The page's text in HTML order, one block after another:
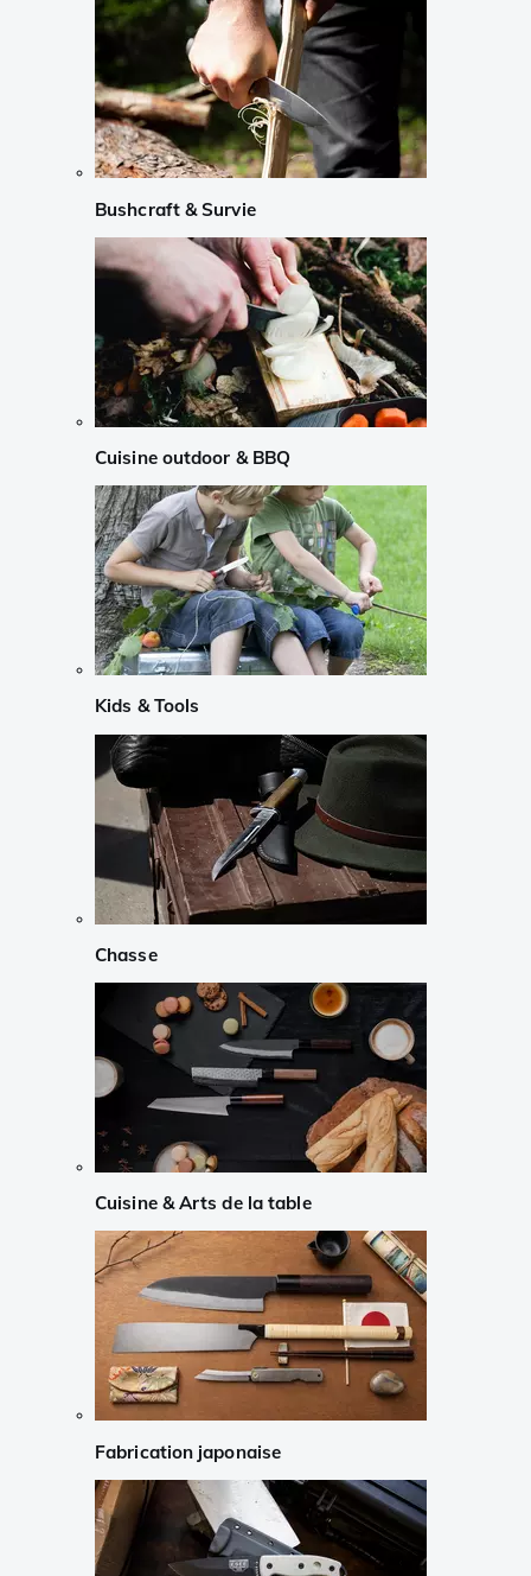
Bushcraft & Survie
Cuisine outdoor & BBQ
Kids & Tools
Chasse
Cuisine & Arts de la table
Fabrication japonaise